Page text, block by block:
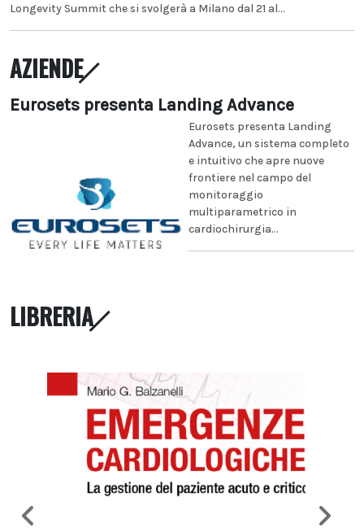
Longevity Summit che si svolgerà a Milano dal 21 al...
AZIENDE
Eurosets presenta Landing Advance
Eurosets presenta Landing
Advance, un sistema completo
e intuitivo che apre nuove
frontiere nel campo del
monitoraggio
multiparametrico in
cardiochirurgia...
LIBRERIA